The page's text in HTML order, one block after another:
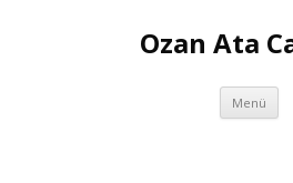
Ozan Ata
Menü